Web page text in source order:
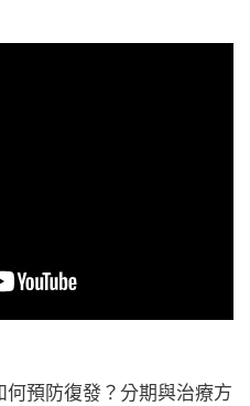
預防復發？分期與治療方